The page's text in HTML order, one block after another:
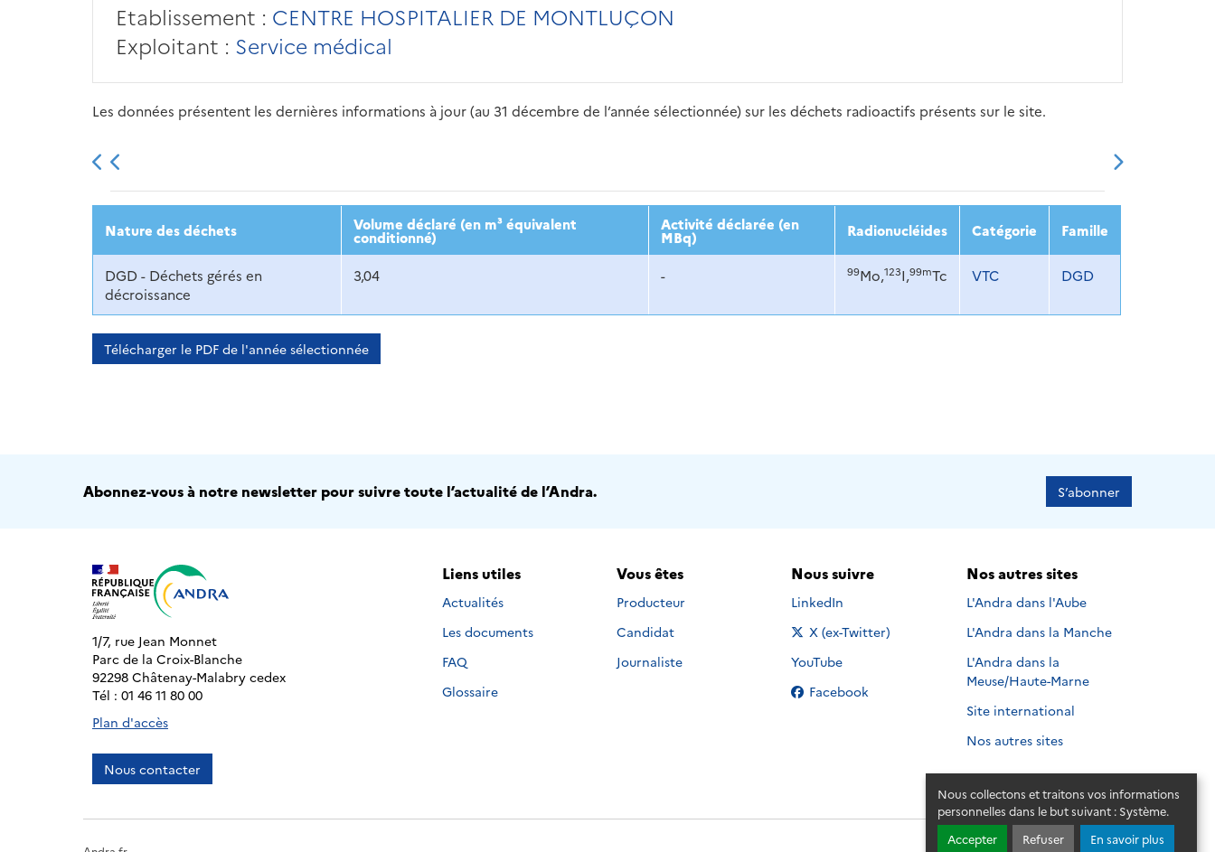
Nous collectons et traitons vos informations
personnelles dans le but suivant : Système.
Accepter
Refuser En savoir plus
Etablissement : CENTRE HOSPITALIER DE MONTLUÇON
Exploitant : Service médical
Les données présentent les dernières informations à jour (au 31 décembre de l’année sélectionnée) sur les déchets radioactifs présents sur le site.
2013 2014 2015 2016 2017 2018 2019 2020 2021 2022 2023
Nature des déchets Volume déclaré (en m³ équivalent
conditionné)
Activité déclarée (en
MBq) Radionucléides Catégorie Famille
DGD - Déchets gérés en
décroissance
3,04 - 99Mo,123I,99mTc VTC DGD
Télécharger le PDF de l'année sélectionnée
Abonnez-vous à notre newsletter pour suivre toute l’actualité de l’Andra. S’abonner
1/7, rue Jean Monnet
Parc de la Croix-Blanche
92298 Châtenay-Malabry cedex
Tél : 01 46 11 80 00
Plan d'accès
Nous contacter
Liens utiles
Actualités
Les documents
FAQ
Glossaire
Vous êtes
Producteur
Candidat
Journaliste
Nous suivre
Nous suivre sur
LinkedIn
Nous suivre sur
X (ex-Twitter)
Nous suivre sur
YouTube
Nous suivre sur
Facebook
Nos autres sites
L'Andra dans l'Aube
L'Andra dans la Manche
L'Andra dans la
Meuse/Haute-Marne
Site international
Nos autres sites